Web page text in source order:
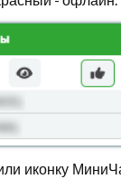
иконку